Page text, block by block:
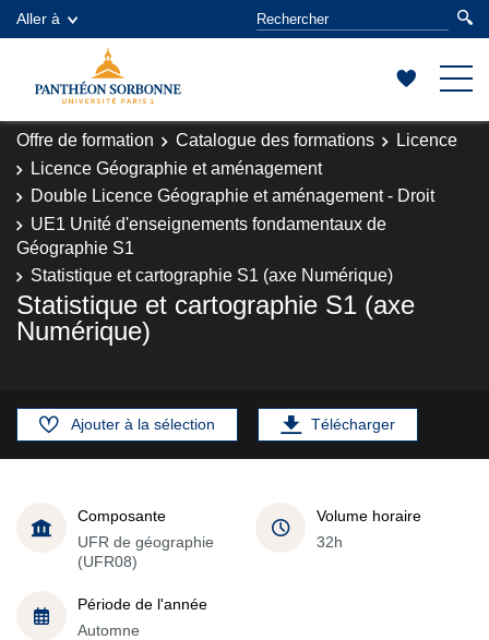
Aller à
Offre de formation Catalogue des formations
Licence
Licence Géographie et aménagement
Double Licence Géographie et aménagement - Droit
UE1 Unité d'enseignements fondamentaux de
Géographie S1
Statistique et cartographie S1 (axe Numérique)
Statistique et cartographie S1 (axe
Numérique)
Ajouter à la sélection Télécharger
Composante
UFR de géographie
(UFR08)
Volume horaire
32h
Période de l'année
Automne